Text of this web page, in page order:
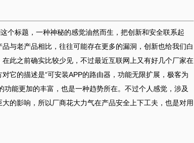
个标题，一种神秘的感觉油然而生，把创新和安全联系起
与老产品相比，往往可能存在更多的漏洞，创新也给我们白
此之前确实比较少见，不过最近互联网上又有好几个厂家在
它的描述是“可安装APP的路由器，功能无限扩展，极客为
能更加的丰富，也是一种趋势所在。不过个人感觉，涉及
的影响，所以厂商花大力气在产品安全上下工夫，也是对用